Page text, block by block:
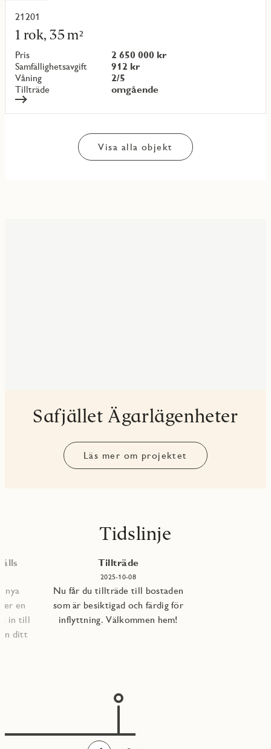
21201
1 rok, 35 m²
Pris
2 650 000 kr
Samfällighetsavgift
912 kr
Våning
2/5
Tillträde
omgående
Läs
mer
om
objekt
{objectNumber}
Visa alla objekt
Safjället Ägarlägenheter
Läs mer om projektet
Tidslinje
nya
en
in till
ditt
Tillträde
2025-10-08
Nu får du tillträde till bostaden
som är besiktigad och färdig för
inflyttning. Välkommen hem!